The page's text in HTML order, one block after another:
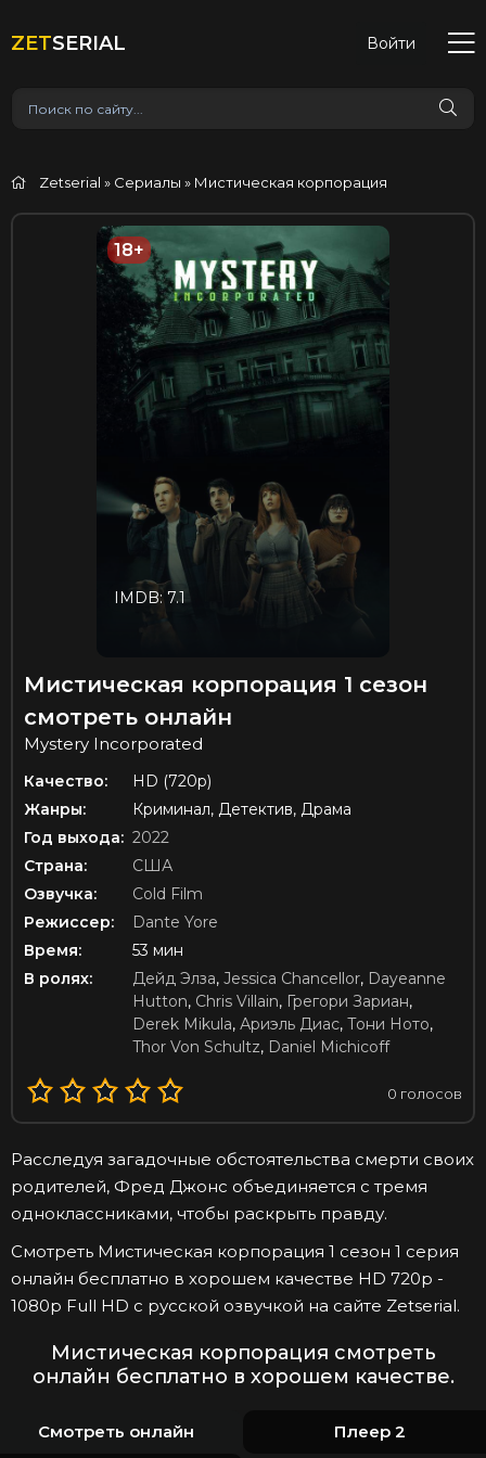
ZETSERIAL Войти
Zetserial » Сериалы » Мистическая корпорация
18+
IMDB: 7.1
Мистическая корпорация 1 сезон
смотреть онлайн
Mystery Incorporated
Качество:
HD (720p)
Жанры:
Криминал, Детектив, Драма
Год выхода: 2022
Страна:
США
Озвучка:
Cold Film
Режиссер:
Dante Yore
Время:
53 мин
В ролях:
Дейд Элза, Jessica Chancellor, Dayeanne
Hutton, Chris Villain, Грегори Зариан,
Derek Mikula, Ариэль Диас, Тони Ното,
Thor Von Schultz, Daniel Michicoff
0 голосов
Расследуя загадочные обстоятельства смерти своих
родителей, Фред Джонс объединяется с тремя
одноклассниками, чтобы раскрыть правду.
Смотреть Мистическая корпорация 1 сезон 1 серия
онлайн бесплатно в хорошем качестве HD 720p -
1080p Full HD с русской озвучкой на сайте Zetserial.
Мистическая корпорация смотреть
онлайн бесплатно в хорошем качестве.
Смотреть онлайн Плеер 2